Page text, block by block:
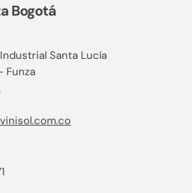
Bogotá
Santa Lucía
Funza